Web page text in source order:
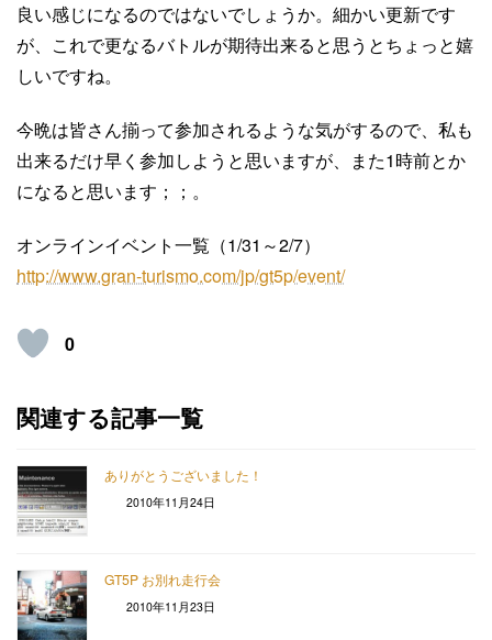
良い感じになるのではないでしょうか。細かい更新です
が、これで更なるバトルが期待出来ると思うとちょっと嬉
しいですね。
今晩は皆さん揃って参加されるような気がするので、私も
出来るだけ早く参加しようと思いますが、また1時前とか
になると思います；；。
オンラインイベント一覧（1/31～2/7）
http://www.gran-turismo.com/jp/gt5p/event/
0
関連する記事一覧
ありがとうございました！
2010年11月24日
GT5P お別れ走行会
2010年11月23日